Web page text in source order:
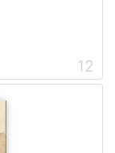
12